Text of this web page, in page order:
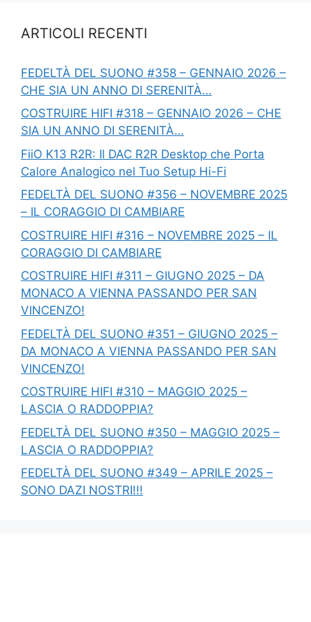
ARTICOLI RECENTI
FEDELTÀ DEL SUONO #358 – GENNAIO 2026 –
CHE SIA UN ANNO DI SERENITÀ…
COSTRUIRE HIFI #318 – GENNAIO 2026 – CHE
SIA UN ANNO DI SERENITÀ…
FiiO K13 R2R: Il DAC R2R Desktop che Porta
Calore Analogico nel Tuo Setup Hi-Fi
FEDELTÀ DEL SUONO #356 – NOVEMBRE 2025
– IL CORAGGIO DI CAMBIARE
COSTRUIRE HIFI #316 – NOVEMBRE 2025 – IL
CORAGGIO DI CAMBIARE
COSTRUIRE HIFI #311 – GIUGNO 2025 – DA
MONACO A VIENNA PASSANDO PER SAN
VINCENZO!
FEDELTÀ DEL SUONO #351 – GIUGNO 2025 –
DA MONACO A VIENNA PASSANDO PER SAN
VINCENZO!
COSTRUIRE HIFI #310 – MAGGIO 2025 –
LASCIA O RADDOPPIA?
FEDELTÀ DEL SUONO #350 – MAGGIO 2025 –
LASCIA O RADDOPPIA?
FEDELTÀ DEL SUONO #349 – APRILE 2025 –
SONO DAZI NOSTRI!!!